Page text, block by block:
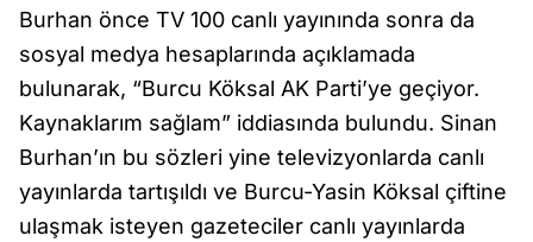
Burhan önce TV 100 canlı yayınında sonra da
sosyal medya hesaplarında açıklamada
bulunarak, “Burcu Köksal AK Parti’ye geçiyor.
Kaynaklarım sağlam” iddiasında bulundu. Sinan
Burhan’ın bu sözleri yine televizyonlarda canlı
yayınlarda tartışıldı ve Burcu-Yasin Köksal çiftine
ulaşmak isteyen gazeteciler canlı yayınlarda